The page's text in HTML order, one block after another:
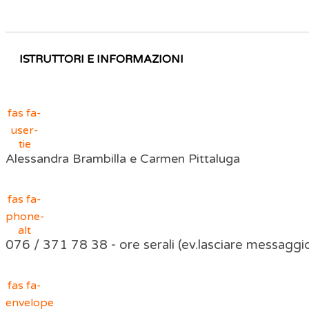
ISTRUTTORI E INFORMAZIONI
fas fa-
user-
tie
Alessandra Brambilla e Carmen Pittaluga
fas fa-
phone-
alt
076 / 371 78 38 - ore serali (ev.lasciare
fas fa-
envelope